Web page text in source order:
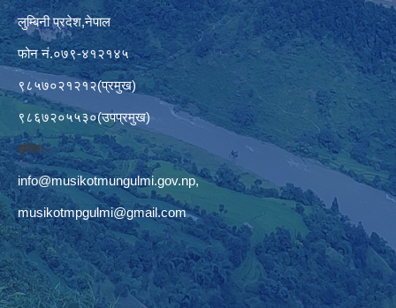
लुम्बिनी प्रदेश,नेपाल
फोन नं.०७९-४१२१४५
९८५७०२१२१२(प्रमुख)
९८६७२०५५३०(उपप्रमुख)
इमेलः–
info@musikotmungulmi.gov.np,
musikotmpgulmi@gmail.com